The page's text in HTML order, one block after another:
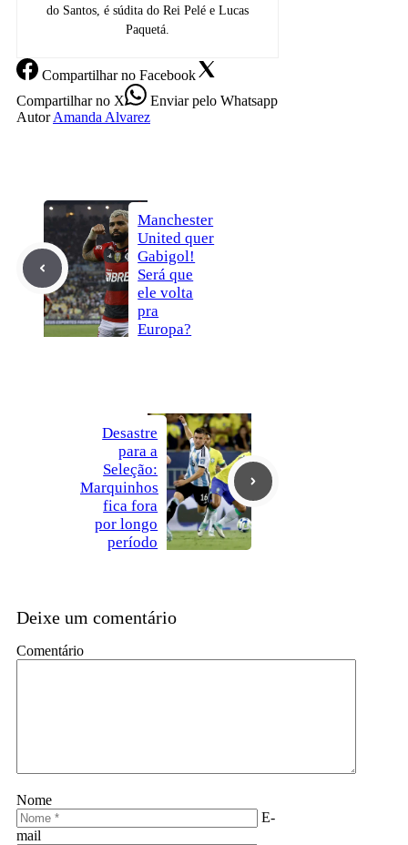
do Santos, é súdita do Rei Pelé e Lucas
Paquetá.
Compartilharno Facebook
Compartilharno X Enviarpelo Whatsapp
Autor Amanda Alvarez
Manchester
United quer
Gabigol!
Será que
ele volta
pra
Europa?
Desastre
para a
Seleção:
Marquinhos
fica fora
por longo
período
Deixe um comentário
Comentário
Nome
E-
mail